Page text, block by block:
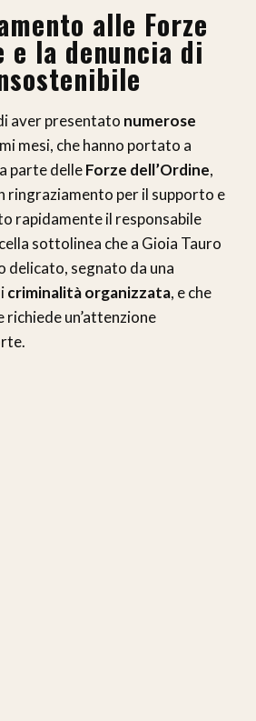
alle Forze
e la denuncia di
aver presentato numerose
mesi, che hanno portato a
parte delleForze dell’Ordine,
ringraziamento per il supporto e
rapidamente il responsabile
sottolinea che a Gioia Tauro
delicato, segnato da una
criminalità organizzata, e che
richiede un’attenzione